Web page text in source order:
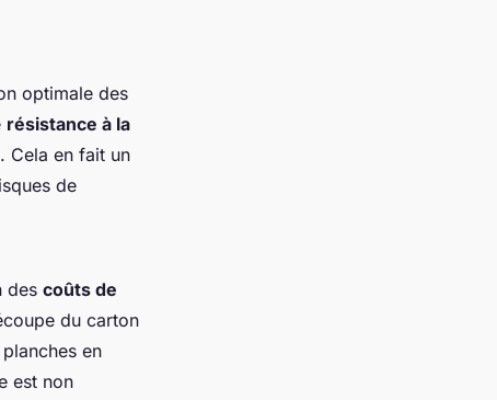
optimale des
résistance à la
Cela en fait un
de
des coûts de
du carton
en
est non